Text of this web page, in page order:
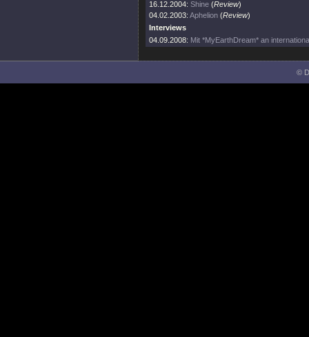
16.12.2004: Shine (Review)
04.02.2003: Aphelion (Review)
Interviews
04.09.2008: Mit *MyEarthDream* an
©